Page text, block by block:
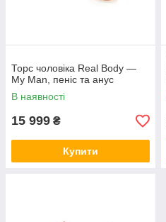
Торс чоловіка Real Body —
My Man, пеніс та анус
В наявності
15 999 ₴
Купити